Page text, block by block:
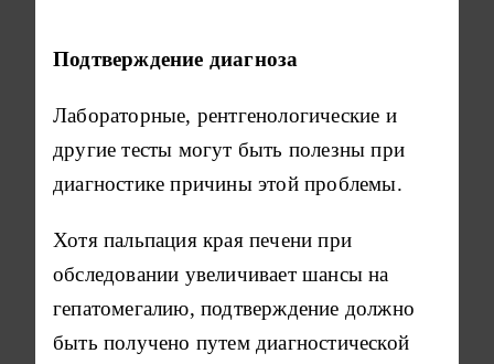
Подтверждение диагноза
Лабораторные, рентгенологические и
другие тесты могут быть полезны при
диагностике причины этой проблемы.
Хотя пальпация края печени при
обследовании увеличивает шансы на
гепатомегалию, подтверждение должно
быть получено путем диагностической